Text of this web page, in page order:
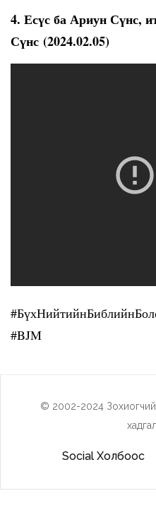
4. Есүс ба Ариун Сүнс,
Сүнс (2024.02.05)
#BJM
© 2002-2024
Social Холбоос